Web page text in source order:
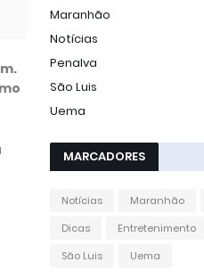
Maranhão
Notícias
Penalva
São Luis
Uema
MARCADORES
Notícias Maranhão
Dicas
Entretenimento
São Luis
Uema